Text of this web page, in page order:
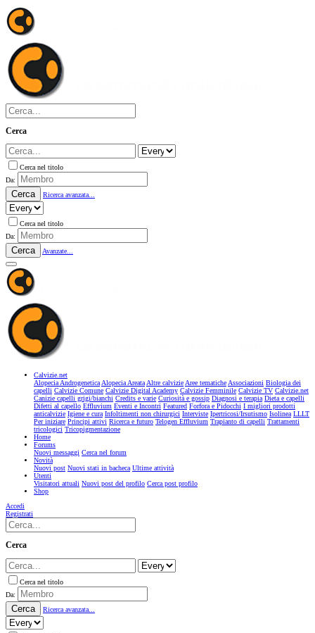
Cerca
Cerca nel titolo
Da:
Cerca Ricerca avanzata...
Cerca nel titolo
Da:
Cerca Avanzate...
Calvizie.net
Alopecia AndrogeneticaAlopecia AreataAltre calvizieAree tematicheAssociazioni Biologia dei
capelli Calvizie Comune Calvizie Digital Academy Calvizie Femminile Calvizie TV Calvizie.net
Canizie capelli grigi/bianchi Credits e varie Curiosità e gossip Diagnosi e terapia Dieta e capelli
Difetti al capello Effluvium Eventi e Incontri Featured Forfora e Pidocchi I migliori prodotti
anticalvizie Igiene e cura Infoltimenti non chirurgici Interviste Ipertricosi/Irsutismo Isolinea LLLT
Per iniziare Principi attivi Ricerca e futuro Telogen Effluvium Trapianto di capelli Trattamenti
tricologici Tricopigmentazione
Home
Forums
Nuovi messaggi Cerca nel forum
Novità
Nuovi post Nuovi stati in bacheca Ultime attività
Utenti
Visitatori attuali Nuovi post del profilo Cerca post profilo
Shop
Accedi
Registrati
Cerca
Cerca nel titolo
Da:
Cerca Ricerca avanzata...